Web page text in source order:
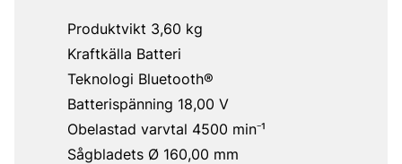
Produktvikt 3,60 kg
Kraftkälla Batteri
Teknologi Bluetooth®
Batterispänning 18,00 V
Obelastad varvtal 4500 min⁻¹
Sågbladets Ø 160,00 mm